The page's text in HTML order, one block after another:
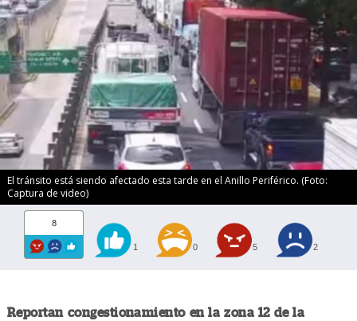
El tránsito está siendo afectado esta tarde en el Anillo Periférico. (Foto:
Captura de video)
8
1 0 5 2
Reportan congestionamiento en la zona 12 de la